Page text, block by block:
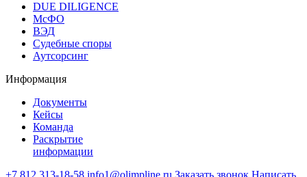
DUE DILIGENCE
МсФО
ВЭД
Судебные споры
Аутсорсинг
Информация
Документы
Кейсы
Команда
Раскрытие
информации